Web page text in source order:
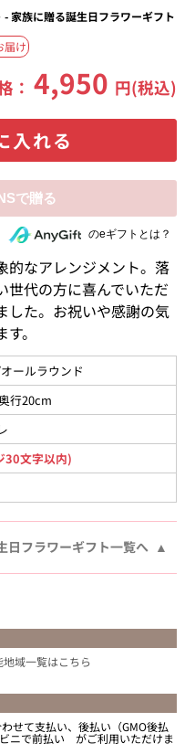
家族に贈る誕生日フラワーギフト
届け
：4,950 円(税込)
入れる
にeギフトで贈るのeギフトとは？
的なアレンジメント。落
世代の方に喜んでいただ
した。お祝いや感謝の気
。
ールラウンド
行20cm
30文字以内)
日フラワーギフト一覧へ
地域一覧はこちら
せて支払い、後払い（GMO後払
ニで前払い がご利用いただけま